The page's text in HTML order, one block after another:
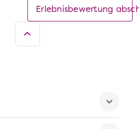
Erlebnisbewertung